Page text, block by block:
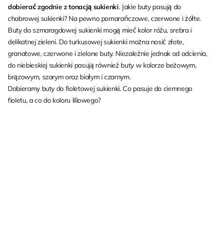
dobierać zgodnie z tonacją sukienki. Jakie buty pasują do
chabrowej sukienki? Na pewno pomarańczowe, czerwone i żółte.
Buty do szmaragdowej sukienki mogą mieć kolor różu, srebra i
delikatnej zieleni. Do turkusowej sukienki można nosić złote,
granatowe, czerwone i zielone buty. Niezależnie jednak od odcienia,
do niebieskiej sukienki pasują również buty w kolorze beżowym,
brązowym, szarym oraz białym i czarnym.
Dobieramy buty do fioletowej sukienki. Co pasuje do ciemnego
fioletu, a co do koloru liliowego?